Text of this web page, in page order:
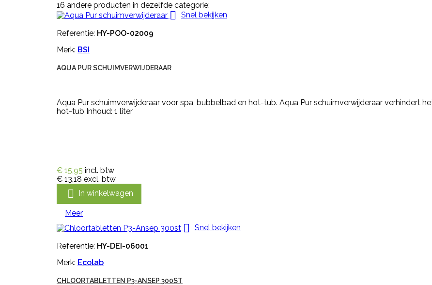
16 andere producten in dezelfde categorie:
 Snel bekijken
Referentie: HY-POO-02009
Merk: BSI
AQUA PUR SCHUIMVERWIJDERAAR
Aqua Pur schuimverwijderaar voor spa, bubbelbad en hot-tub. Aqua Pur schuimverwijderaar verhindert
hot-tub Inhoud: 1 liter
€ 15,95 incl. btw
€ 13,18 excl. btw
 In winkelwagen
Meer
 Snel bekijken
Referentie: HY-DEI-06001
Merk: Ecolab
CHLOORTABLETTEN P3-ANSEP 300ST